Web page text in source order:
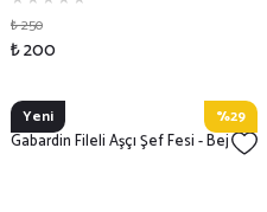
₺ 250
₺ 200
Yeni %29
Gabardin Fileli Aşçı Şef Fesi - Bej